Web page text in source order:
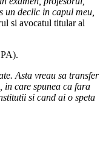
un declic in capul meu,
si avocatul titular al
Asta vreau sa transfer
in care spunea ca fara
si cand ai o speta